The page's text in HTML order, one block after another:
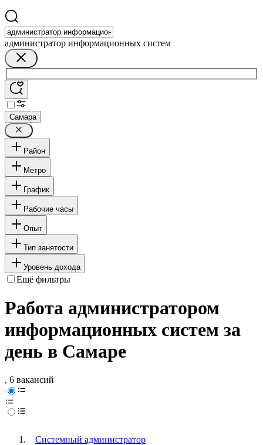
администратор информационных систем
Самара
Район
Метро
График
Рабочие часы
Опыт
Тип занятости
Уровень дохода
Ещё фильтры
Работа администратором
информационных систем за
день в Самаре
, 6 вакансий
Системный администратор